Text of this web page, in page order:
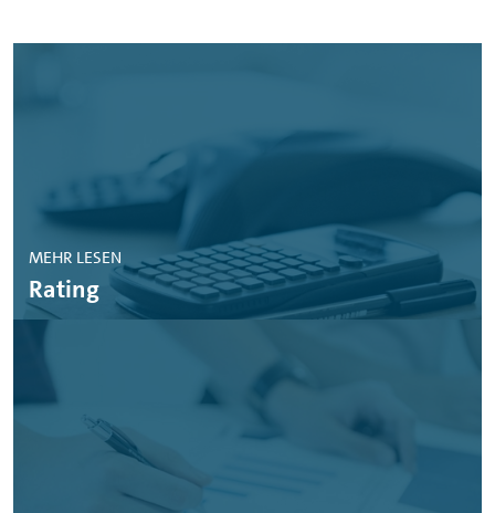
MEHR LESEN
Rating